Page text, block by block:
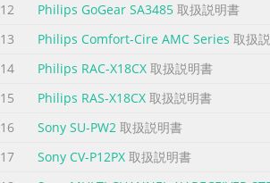
Players enthalten ist. Zudem können Sie
Möglichkeit haben, Ihr Gerät zu
Sie informieren können, sobald jeweils
ページ7に含まれる内容の要旨
12
Philips GoGear SA3485 取扱説明書
13
Philips Comfort-Cire AMC Series 取扱
14
Philips RAC-X18CX 取扱説明書
15
Philips RAS-X18CX 取扱説明書
16
Sony SU-PW2 取扱説明書
17
Sony CV-P12PX 取扱説明書